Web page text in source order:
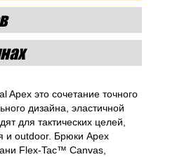
Apex это сочетание точного
дизайна, эластичной
для тактических целей,
и outdoor. Брюки Apex
Flex-Tac™ Canvas,